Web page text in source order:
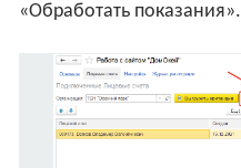
«Обработать показания».